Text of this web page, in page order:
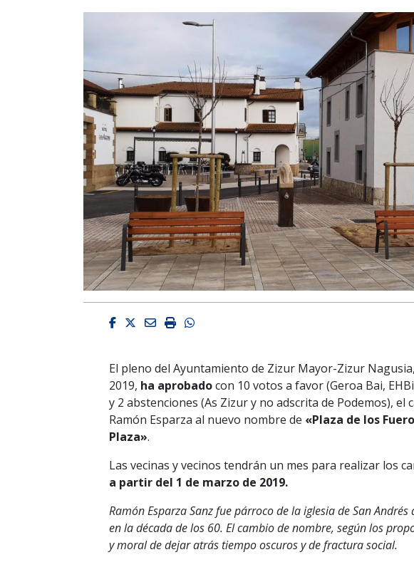
Facebook
Twitter
EmailImprimirWhatsapp
El pleno del Ayuntamiento de Zizur Mayor-Zizur
2019, ha aprobadocon 10 votos a favor (Geroa Bai,
y 2 abstenciones (As Zizur y no adscrita de Podemos), el
Ramón Esparza al nuevo nombre de «Plaza de los
Plaza».
Las vecinas y vecinos tendrán un mes para realizar los
a partir del 1 de marzo de 2019.
Ramón Esparza Sanz fue párroco de la iglesia de San
en la década de los 60. El cambio de nombre, según los
y moral de dejar atrás tiempo oscuros y de fractura social.